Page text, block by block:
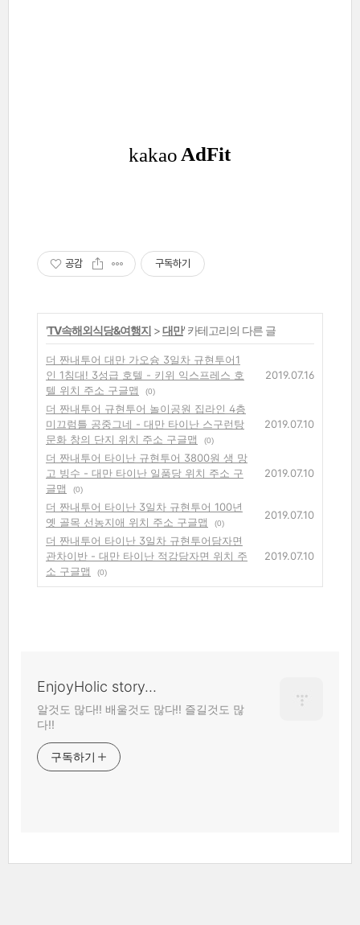
공감 구독하기
'TV속해외식당&여행지 >대만' 카테고리의 다른 글
더 짠내투어 대만 가오슝 3일차 규현투어1
인 1침대! 3성급 호텔 - 키위 익스프레스 호
텔 위치 주소 구글맵
(0)
2019.07.16
더 짠내투어 규현투어 놀이공원 집라인 4층
미끄럼틀 공중그네 - 대만 타이난 스구런탕
문화 창의 단지 위치 주소 구글맵
(0)
2019.07.10
더 짠내투어 타이난 규현투어 3800원 생 망
고 빙수 - 대만 타이난 일품당 위치 주소 구
글맵
(0)
2019.07.10
더 짠내투어 타이난 3일차 규현투어 100년
옛 골목 선농지애 위치 주소 구글맵
(0)
2019.07.10
더 짠내투어 타이난 3일차 규현투어담자면
관차이반 - 대만 타이난 적감담자면 위치 주
소 구글맵
(0)
2019.07.10
EnjoyHolic story...
알것도 많다!! 배울것도 많다!! 즐길것도 많
다!!
구독하기